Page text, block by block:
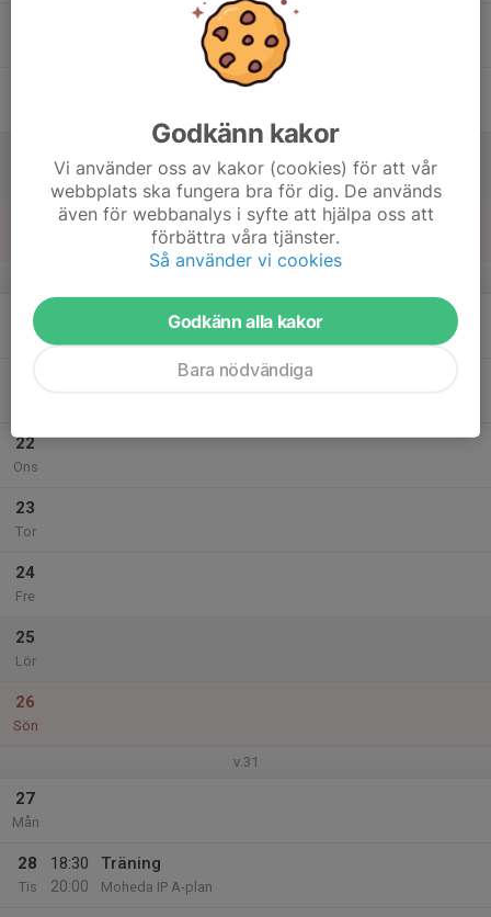
20
Mån
22
Ons
23
Tor
24
Fre
25
Lör
26
Sön
v.31
27
Mån
28
Tis
18:30
20:00
Träning
Moheda IP A-plan
Godkänn kakor
Vi använder oss av kakor (cookies) för att vår
webbplats ska fungera bra för dig. De används
även för webbanalys i syfte att hjälpa oss att
förbättra våra tjänster.
Så använder vi cookies
Godkänn alla kakor
Bara nödvändiga